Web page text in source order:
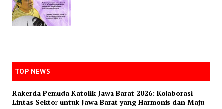
TOP NEWS
Rakerda Pemuda Katolik Jawa Barat 2026: Kolaborasi
Lintas Sektor untuk Jawa Barat yang Harmonis dan Maju